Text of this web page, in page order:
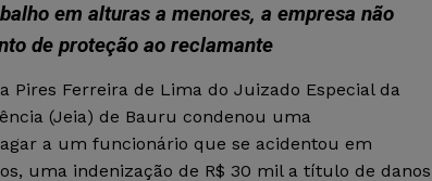
em alturas a menores, a empresa não
de proteção ao reclamante
Pires Ferreira de Lima do Juizado Especial da
(Jeia) de Bauru condenou uma
a um funcionário que se acidentou em
uma indenização de R$ 30 mil a título de danos